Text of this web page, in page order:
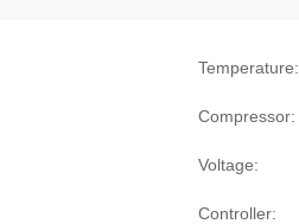
Temperature:
Compressor:
Voltage:
Controller: